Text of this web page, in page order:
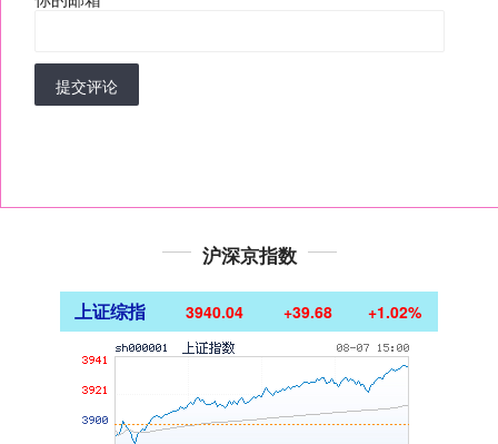
提交评论
沪深京指数
上证综指 3940.04 +39.68 +1.02%